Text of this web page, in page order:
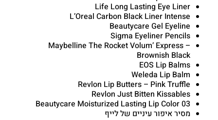
Life Long Lasting Eye Liner
L’Oreal Carbon Black Liner Intense
Beautycare Gel Eyeline
Sigma Eyeliner Pencils
Maybelline The Rocket Volum’ Express –
Brownish Black
EOS Lip Balms
Weleda Lip Balm
Revlon Lip Butters – Pink Truffle
Revlon Just Bitten Kissables
Beautycare Moisturized Lasting Lip Color 03
מסיר איפור עיניים של לייף